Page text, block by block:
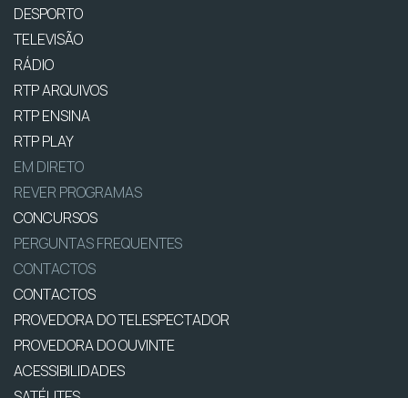
DESPORTO
TELEVISÃO
RÁDIO
RTP ARQUIVOS
RTP ENSINA
RTP PLAY
EM DIRETO
REVER PROGRAMAS
CONCURSOS
PERGUNTAS FREQUENTES
CONTACTOS
CONTACTOS
PROVEDORA DO TELESPECTADOR
PROVEDORA DO OUVINTE
ACESSIBILIDADES